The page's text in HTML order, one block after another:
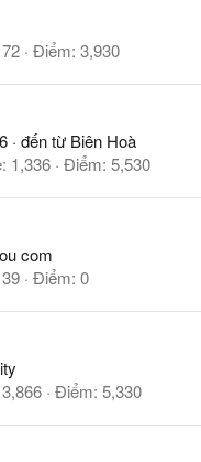
72 Điểm 3,930
· đến từ Biên Hoà
1,336 Điểm 5,530
com
39 Điểm 0
3,866 Điểm 5,330